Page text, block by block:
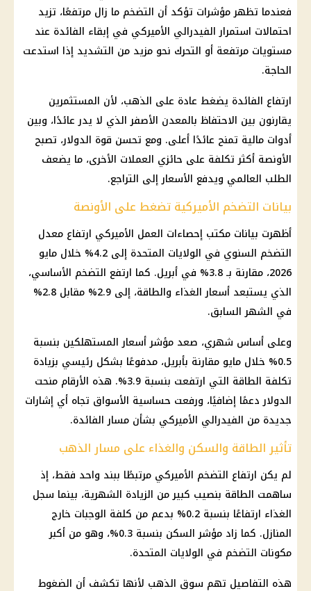
فعندما تظهر مؤشرات تؤكد أن التضخم ما زال مرتفعًا، تزيد
احتمالات استمرار الفيدرالي الأميركي في إبقاء الفائدة عند
مستويات مرتفعة أو التحرك نحو مزيد من التشديد إذا استدعت
الحاجة.
ارتفاع الفائدة يضغط عادة على الذهب، لأن المستثمرين
يقارنون بين الاحتفاظ بالمعدن الأصفر الذي لا يدر عائدًا، وبين
أدوات مالية تمنح عائدًا أعلى. ومع تحسن قوة الدولار، تصبح
الأونصة أكثر تكلفة على حائزي العملات الأخرى، ما يضعف
الطلب العالمي ويدفع الأسعارإلى التراجع.
بيانات التضخم الأميركية تضغط على الأونصة
أظهرت بيانات مكتب إحصاءات العمل الأميركي ارتفاع معدل
التضخم السنوي في الولايات المتحدة
إلى 4.2% خلال مايو
2026، مقارنة بـ 3.8% في أبريل. كما ارتفع
التضخم الأساسي،
الذي يستبعد أسعار
الغذاء والطاقة، إلى 2.9% مقابل 2.8%
في الشهر السابق.
وعلى أساس شهري، صعد مؤشرأسعارالمستهلكين بنسبة
0.5% خلال مايو مقارنة بأبريل، مدفوعًا بشكل رئيسي بزيادة
تكلفة الطاقة التي ارتفعت بنسبة 3.9%. هذه الأرقام منحت
الدولاردعمًا إضافيًا، ورفعت حساسية الأسواق تجاه أي إشارات
جديدة من الفيدرالي الأميركي بشأن مسار الفائدة.
تأثير الطاقة والسكن والغذاء على مسار الذهب
لم يكن ارتفاع التضخم الأميركي مرتبطًا ببند واحد فقط، إذ
ساهمت الطاقة بنصيب كبير من الزيادة الشهرية، بينما سجل
الغذاء ارتفاعًا بنسبة 0.2% بدعم من كلفة الوجبات خارج
المنازل. كما زاد مؤشر السكن بنسبة 0.3%، وهو من أكبر
مكونات التضخم في الولايات المتحدة.
هذه التفاصيل تهم سوق الذهب لأنها تكشف أن الضغوط